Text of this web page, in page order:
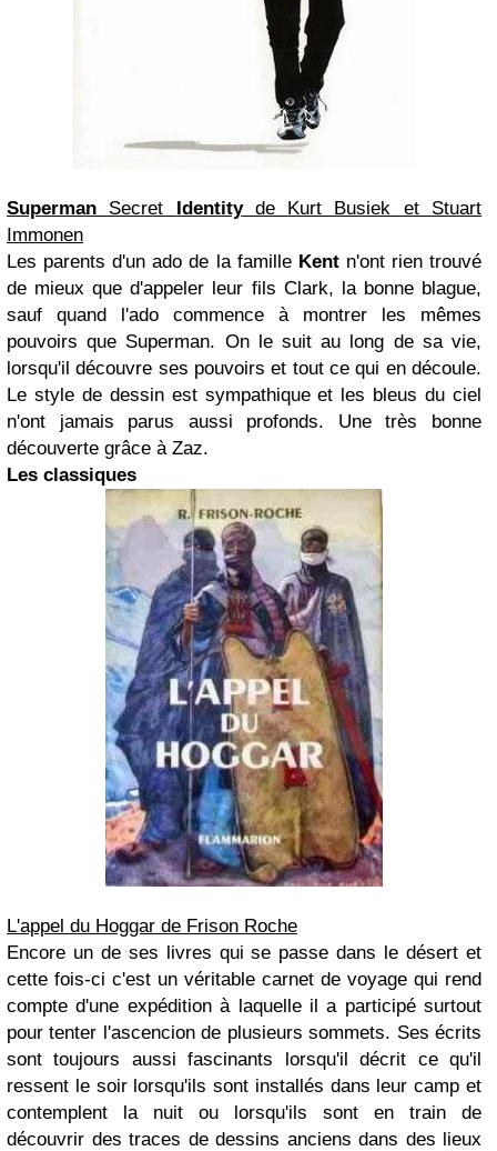
Superman Secret Identityde Kurt Busiek et Stuart
Immonen
Les parents d'un ado de la famille Kentn'ont rien trouvé
de mieux que d'appeler leur fils Clark, la bonne blague,
sauf quand l'ado commence à montrer les mêmes
pouvoirs que Superman. On le suit au long de sa vie,
lorsqu'il découvre ses pouvoirs et tout ce qui en découle.
Le style de dessin est sympathique et les bleus du ciel
n'ont jamais parus aussi profonds. Une très bonne
découverte grâce à Zaz.
Les classiques
L'appel du Hoggar de Frison Roche
Encore un de ses livres qui se passe dans le désert et
cette fois-ci c'est un véritable carnet de voyage qui rend
compte d'une expédition à laquelle il a participé surtout
pour tenter l'ascencion de plusieurs sommets. Ses écrits
sont toujours aussi fascinants lorsqu'il décrit ce qu'il
ressent le soir lorsqu'ils sont installés dans leur camp et
contemplent la nuit ou lorsqu'ils sont en train de
découvrir des traces de dessins anciens dans des lieux